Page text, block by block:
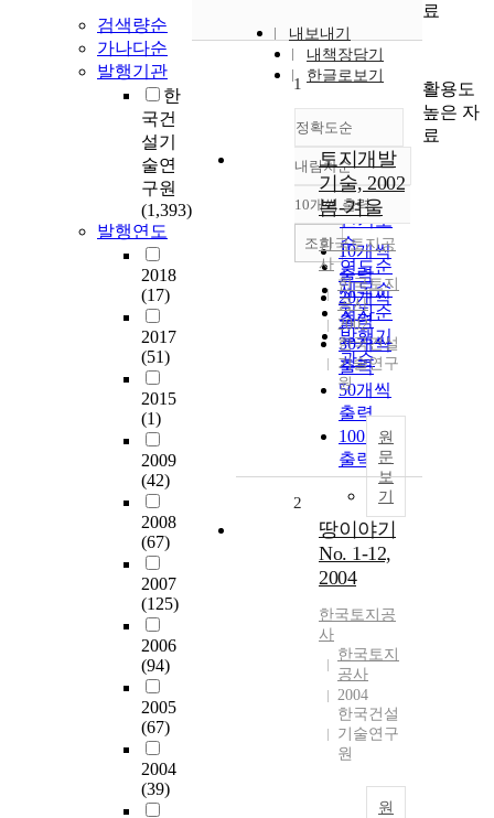
검색량순
가나다순
발행기관
한
국건
설기
술연
구원
(1,393)
발행연도
2018
(17)
2017
(51)
2015
(1)
2009
(42)
2008
(67)
2007
(125)
2006
(94)
2005
(67)
2004
(39)
내보내기
내책장담기
한글로보기
정확도순
정확도
순
인기도
순
연도순
제목순
저자순
발행기
관순
내림차순
내림차순
10개씩 출력
10개씩
출력
20개씩
출력
30개씩
출력
50개씩
출력
100개씩
출력
조회
1
토지개발
기술, 2002
봄-겨울
한국토지공
사
한국토지
공사
2002
한국건설
기술연구
원
원
문
보
기
2
땅이야기
No. 1-12,
2004
한국토지공
사
한국토지
공사
2004
한국건설
기술연구
원
원
료
활용도
높은 자
료